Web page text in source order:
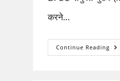
करने…
Continue Reading